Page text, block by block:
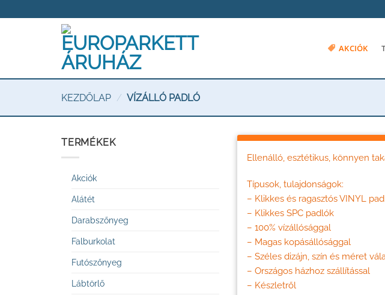
to
AKCIÓK
KEZDŐLAP / VÍZÁLLÓ PADLÓ
TERMÉKEK
Akciók
Alátét
Darabszőnyeg
Falburkolat
Futószőnyeg
Lábtörlő
Ellenálló, esztétikus, könnyen
Típusok, tulajdonságok:
– Klikkes és ragasztós VINYL
– Klikkes SPC padlók
– 100% vízállósággal
– Magas kopásállósággal
– Széles dizájn, szín és méret
– Országos házhoz szállítással
– Készletről